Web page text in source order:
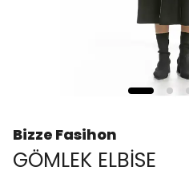
Bizze Fasihon
GÖMLEK ELBİSE